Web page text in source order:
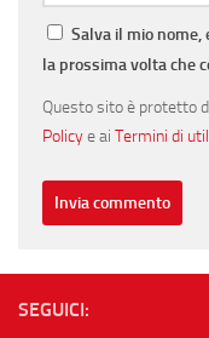
Salva il mio
la prossima volta che
Questo sito è protetto
Policye ai Termini di
SEGUICI: